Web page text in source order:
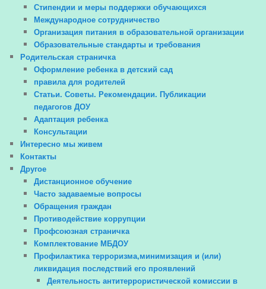
Стипендии и меры поддержки обучающихся
Международное сотрудничество
Организация питания в образовательной организации
Образовательные стандарты и требования
Родительская страничка
Оформление ребенка в детский сад
правила для родителей
Статьи. Советы. Рекомендации. Публикации
педагогов ДОУ
Адаптация ребенка
Консультации
Интересно мы живем
Контакты
Другое
Дистанционное обучение
Часто задаваемые вопросы
Обращения граждан
Противодействие коррупции
Профсоюзная страничка
Комплектование МБДОУ
Профилактика терроризма,минимизация и (или)
ликвидация последствий его проявлений
Деятельность антитеррористической комиссии в